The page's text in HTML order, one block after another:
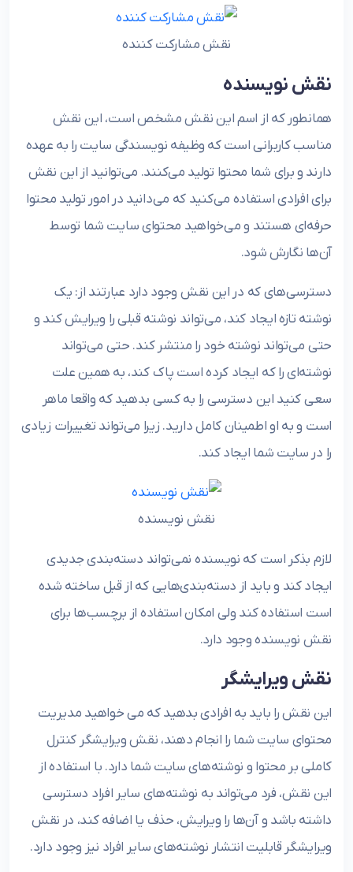
نقش مشارکت کننده
نقش نویسنده
همانطور که از اسم این نقش مشخص است، این نقش
مناسب کاربرانی است که وظیفه نویسندگی سایت را به عهده
دارند و برای شما محتوا تولید می‌کنند. می‌توانید از این نقش
برای افرادی استفاده می‌کنید که می‌دانید در امور تولید محتوا
حرفه‌ای هستند و می‌خواهید محتوای سایت شما توسط
آن‌ها نگارش شود.
دسترسی‌های که در این نقش وجود دارد عبارتند از: یک
نوشته تازه ایجاد کند، می‌تواند نوشته قبلی را ویرایش کند و
حتی می‌تواند نوشته خود را منتشر کند. حتی می‌تواند
نوشته‌ای را که ایجاد کرده است پاک کند، به همین علت
سعی کنید این دسترسی را به کسی بدهید که واقعا ماهر
است و به او اطمینان کامل دارید. زیرا می‌تواند تغییرات زیادی
را در سایت شما ایجاد کند.
نقش نویسنده
لازم بذکر است که نویسنده نمی‌تواند دسته‌بندی جدیدی
ایجاد کند و باید از دسته‌بندی‌هایی که از قبل ساخته شده
است استفاده کند ولی امکان استفاده از برچسب‌ها برای
نقش نویسنده وجود دارد.
نقش ویرایشگر
این نقش را باید به افرادی بدهید که می خواهید مدیریت
محتوای سایت شما را انجام دهند، نقش ویرایشگر کنترل
کاملی بر محتوا و نوشته‌های سایت شما دارد. با استفاده از
این نقش، فرد می‌تواند به نوشته‌های سایر افراد دسترسی
داشته باشد و آن‌ها را ویرایش، حذف یا اضافه کند، در نقش
ویرایشگر قابلیت انتشار نوشته‌های سایر افراد نیز وجود دارد.